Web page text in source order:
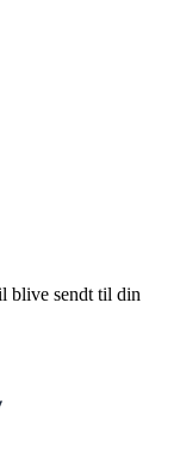
blive sendt til din